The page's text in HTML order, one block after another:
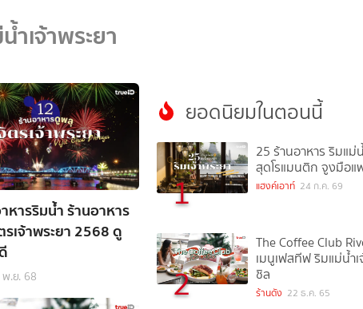
ำเจ้าพระยา
หารริมน้ำ ร้านอาหาร
เจ้าพระยา 2568 ดู
.ย. 68
ยอดนิยมในตอนนี้
1
25 ร้านอาหาร ริมแม่
สุดโรแมนติก จูงมือแ
แฮงค์เอาท์ 24 ก.ค. 69
2
The Coffee Club
เมนูเฟสทีฟ ริมแม่น้ำ
ชิล
ร้านดัง 22 ธ.ค. 65